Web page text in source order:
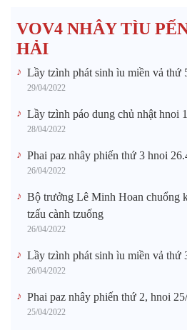
VOV4 NHÂY TÌU
HẢI
Lầy tzình phát sinh ìu miền vả thứ
29/04/2022
Lầy tzình páo dung chủ nhật hnoi
28/04/2022
Phai paz nhây phiến thứ 3 hnoi
26/04/2022
Bộ trưởng Lê Minh Hoan chuổng
tzấu cành tzuống​
26/04/2022
Lầy tzình phát sinh ìu miền vả thứ
26/04/2022
Phai paz nhây phiến thứ 2, hnoi
25/04/2022